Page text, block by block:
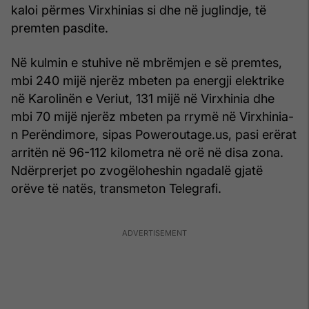
kaloi përmes Virxhinias si dhe në juglindje, të
premten pasdite.
Në kulmin e stuhive në mbrëmjen e së premtes,
mbi 240 mijë njerëz mbeten pa energji elektrike
në Karolinën e Veriut, 131 mijë në Virxhinia dhe
mbi 70 mijë njerëz mbeten pa rrymë në Virxhinia-
n Perëndimore, sipas Poweroutage.us, pasi erërat
arritën në 96-112 kilometra në orë në disa zona.
Ndërprerjet po zvogëloheshin ngadalë gjatë
orëve të natës, transmeton Telegrafi.